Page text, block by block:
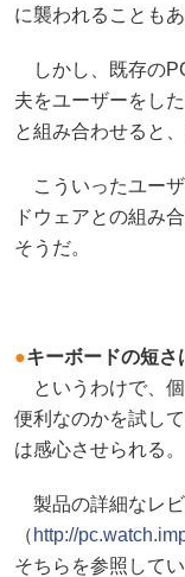
に襲われることもあ
しかし、既存の
夫をユーザーをし
と組み合わせると
こういったユーザ
ドウェアとの組み
そうだ。
●キーボードの短さ
というわけで、
便利なのかを試し
は感心させられる。
製品の詳細なレビ
（ http://
そちらを参照して